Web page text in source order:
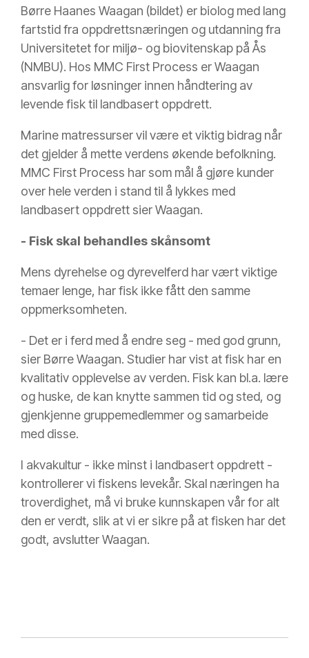
Børre Haanes Waagan (bildet) er biolog med lang
fartstid fra oppdrettsnæringen og utdanning fra
Universitetet for miljø- og biovitenskap på Ås
(NMBU). Hos MMC First Process er Waagan
ansvarlig for løsninger innen håndtering av
levende fisk til landbasert oppdrett.
Marine matressurser vil være et viktig bidrag når
det gjelder å mette verdens økende befolkning.
MMC First Process har som mål å gjøre kunder
over hele verden i stand til å lykkes med
landbasert oppdrett sier Waagan.
- Fisk skal behandles skånsomt
Mens dyrehelse og dyrevelferd har vært viktige
temaer lenge, har fisk ikke fått den samme
oppmerksomheten.
­­- Det er i ferd med å endre seg - med god grunn,
sier Børre Waagan. Studier har vist at fisk har en
kvalitativ opplevelse av verden. Fisk kan bl.a. lære
og huske, de kan knytte sammen tid og sted, og
gjenkjenne gruppemedlemmer og samarbeide
med disse.
I akvakultur - ikke minst i landbasert oppdrett -
kontrollerer vi fiskens levekår. Skal næringen ha
troverdighet, må vi bruke kunnskapen vår for alt
den er verdt, slik at vi er sikre på at fisken har det
godt, avslutter Waagan.